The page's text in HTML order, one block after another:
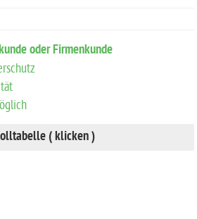
oder Firmenkunde
( klicken )